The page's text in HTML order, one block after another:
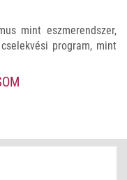
mint eszmerendszer,
program, mint
– vigaszideológia,
az erdélyi
sokszínű változataival